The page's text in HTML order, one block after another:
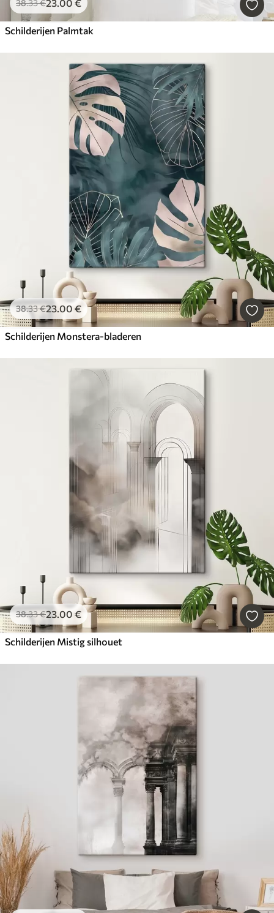
38.33€23.00 €
Schilderijen Palmtak
38.33€23.00 €
Schilderijen Monstera-bladeren
38.33€23.00 €
Schilderijen Mistig silhouet